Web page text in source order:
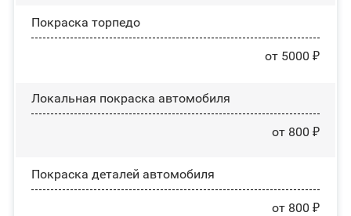
Покраска торпедо
от 5000 ₽
Локальная покраска автомобиля
от 800 ₽
Покраска деталей автомобиля
от 800 ₽